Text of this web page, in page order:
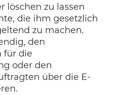
löschen zu lassen
die ihm gesetzlich
zu machen.
den
für die
oder den
über die E-